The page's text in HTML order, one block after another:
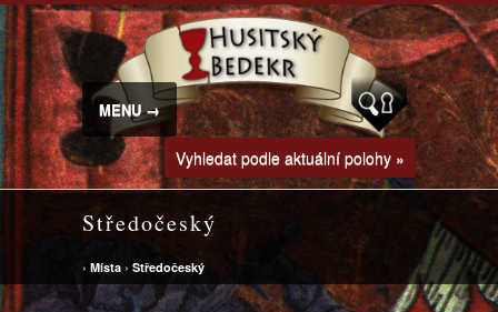
MENU →
Vyhledat podle aktuální polohy »
Středočeský
› Místa › Středočeský